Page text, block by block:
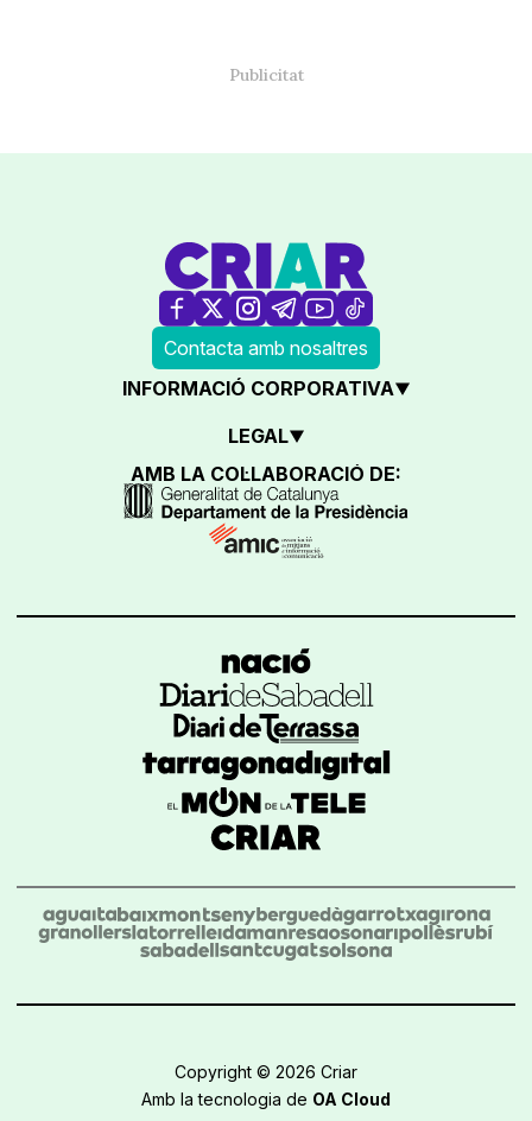
Contacta amb nosaltres
INFORMACIÓ CORPORATIVA
LEGAL
AMB LA COL·LABORACIÓ DE:
Copyright © 2026 Criar
Amb la tecnologia de OA Cloud